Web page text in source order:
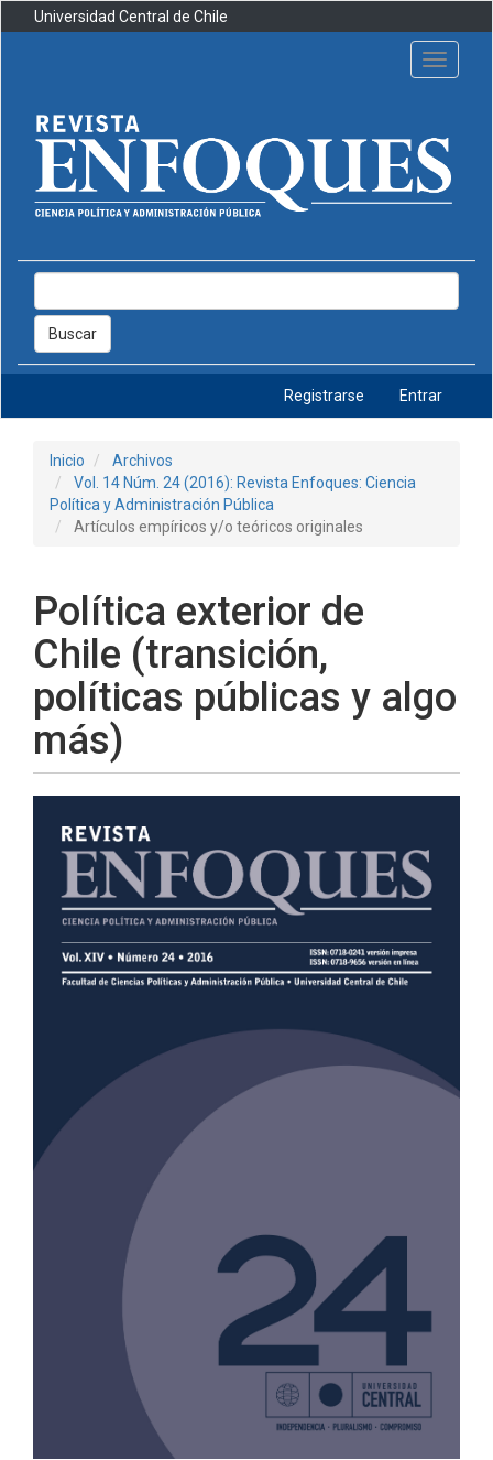
Navegación
principal
lateral
Universidad Central de Chile
Toggle
Buscar
Registrarse Entrar
Inicio
Archivos
Vol. 14 Núm. 24 (2016): Revista Enfoques: Ciencia
Política y Administración Pública
Artículos empíricos y/o teóricos originales
Política exterior de
Chile (transición,
políticas públicas y algo
más)
lateral
del
artículo